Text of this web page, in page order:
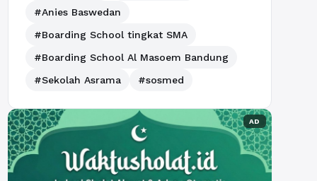
#Anies Baswedan
#Boarding School tingkat SMA
#Boarding School Al Masoem Bandung
#Sekolah Asrama
#sosmed
AD